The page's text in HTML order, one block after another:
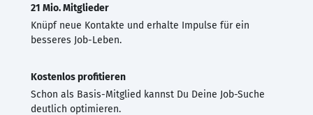
21 Mio. Mitglieder
Knüpf neue Kontakte und erhalte Impulse für ein
besseres Job-Leben.
Kostenlos profitieren
Schon als Basis-Mitglied kannst Du Deine Job-Suche
deutlich optimieren.